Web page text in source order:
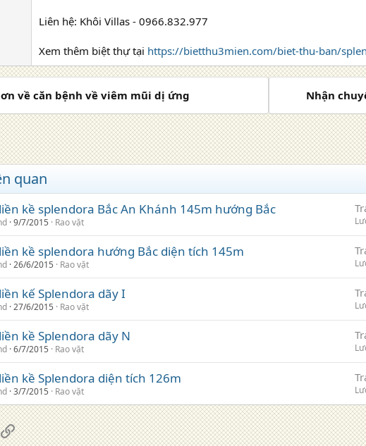
Liên hệ: Khôi Villas - 0966.832.977
Xem thêm biệt thự tại https://bietthu3mien.com/biet-thu-ban/
về căn bệnh về viêm mũi dị ứng Nhận
quan
kề splendora Bắc An Khánh 145m hướng Bắc
9/7/2015 Rao vặt
kề splendora hướng Bắc diện tích 145m
26/6/2015 Rao vặt
kế Splendora dãy I
27/6/2015 Rao vặt
kề Splendora dãy N
6/7/2015 Rao vặt
kề Splendora diện tích 126m
3/7/2015 Rao vặt
Liên kết